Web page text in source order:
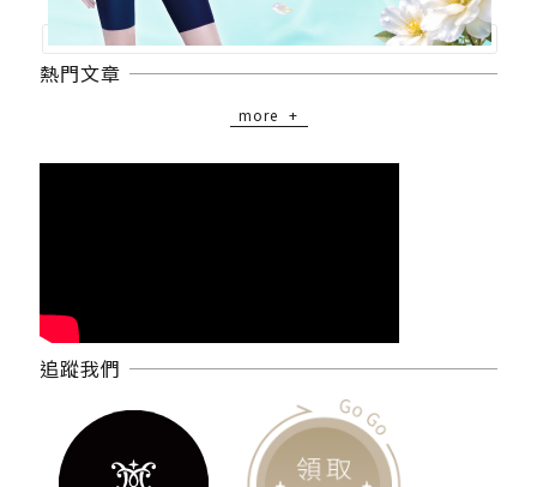
熱門文章
more
追蹤我們